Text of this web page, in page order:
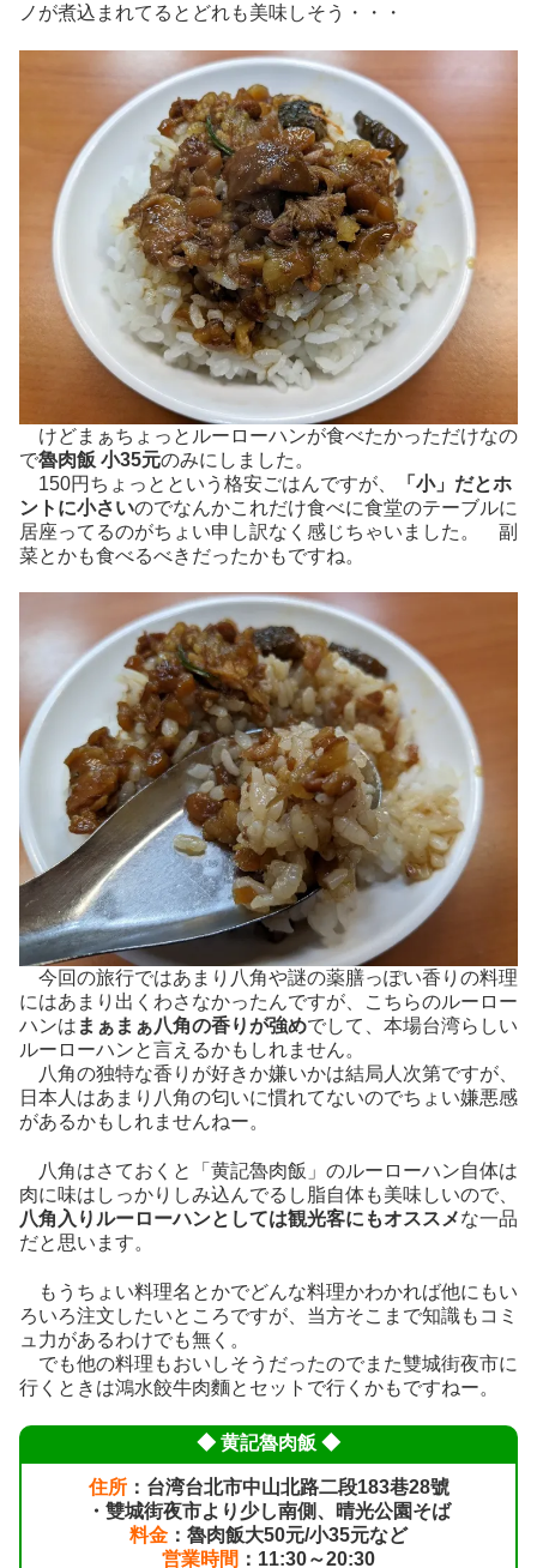
ノが煮込まれてるとどれも美味しそう・・・
けどまぁちょっとルーローハンが食べたかっただけなの
で魯肉飯 小35元のみにしました。
150円ちょっとという格安ごはんですが、
「小」だとホ
ントに小さいのでなんかこれだけ食べに食堂のテーブルに
居座ってるのがちょい申し訳なく感じちゃいました。 副
菜とかも食べるべきだったかもですね。
今回の旅行ではあまり八角や謎の薬膳っぽい香りの料理
にはあまり出くわさなかったんですが、こちらのルーロー
ハンは まぁまぁ八角の香りが強めでして、本場台湾らしい
ルーローハンと言えるかもしれません。
八角の独特な香りが好きか嫌いかは結局人次第ですが、
日本人はあまり八角の匂いに慣れてないのでちょい嫌悪感
があるかもしれませんねー。
八角はさておくと「黄記魯肉飯」のルーローハン自体は
肉に味はしっかりしみ込んでるし脂自体も美味しいので、
八角入りルーローハンとしては観光客にもオススメな一品
だと思います。
もうちょい料理名とかでどんな料理かわかれば他にもい
ろいろ注文したいところですが、当方そこまで知識もコミ
ュ力があるわけでも無く。
でも他の料理もおいしそうだったのでまた雙城街夜市に
行くときは鴻水餃牛肉麵とセットで行くかもですねー。
◆ 黄記魯肉飯 ◆
住所：台湾台北市中山北路二段183巷28號
・雙城街夜市より少し南側、晴光公園そば
料金 ：魯肉飯大50元/小35元など
営業時間 ：11:30～20:30